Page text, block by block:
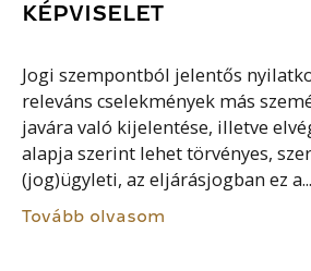
KÉPVISELET
Jogi szempontból jelentős
releváns cselekmények más
javára való kijelentése, illetve
alapja szerint lehet törvényes,
(jog)ügyleti, az eljárásjogban ez a...
Tovább olvasom